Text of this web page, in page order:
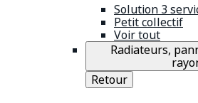
Solution 3
Petit collectif
Voir tout
Radiateurs,
Retour